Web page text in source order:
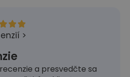

>
a presvedčte sa